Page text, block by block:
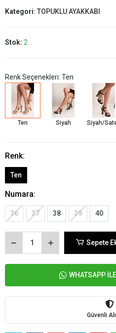
Kategori: TOPUKLU AYAKKABI
Stok: 2
Renk Seçenekleri: Ten
Ten Siyah Siyah/
Renk:
Ten
Numara:
36 37 38 39 40
Sepete
WHATSAPP
Güvenli